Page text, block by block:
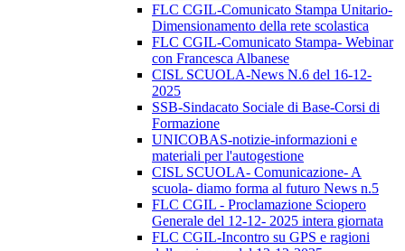
FLC CGIL-Comunicato Stampa Unitario-
Dimensionamento della rete scolastica
FLC CGIL-Comunicato Stampa- Webinar
con Francesca Albanese
CISL SCUOLA-News N.6 del 16-12-
2025
SSB-Sindacato Sociale di Base-Corsi di
Formazione
UNICOBAS-notizie-informazioni e
materiali per l'autogestione
CISL SCUOLA- Comunicazione- A
scuola- diamo forma al futuro News n.5
FLC CGIL - Proclamazione Sciopero
Generale del 12-12- 2025 intera giornata
FLC CGIL-Incontro su GPS e ragioni